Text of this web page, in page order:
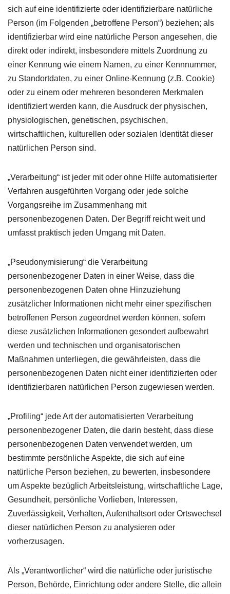
sich auf eine identifizierte oder identifizierbare natürliche
Person (im Folgenden „betroffene Person“) beziehen; als
identifizierbar wird eine natürliche Person angesehen, die
direkt oder indirekt, insbesondere mittels Zuordnung zu
einer Kennung wie einem Namen, zu einer Kennnummer,
zu Standortdaten, zu einer Online-Kennung (z.B. Cookie)
oder zu einem oder mehreren besonderen Merkmalen
identifiziert werden kann, die Ausdruck der physischen,
physiologischen, genetischen, psychischen,
wirtschaftlichen, kulturellen oder sozialen Identität dieser
natürlichen Person sind.
„Verarbeitung“ ist jeder mit oder ohne Hilfe automatisierter
Verfahren ausgeführten Vorgang oder jede solche
Vorgangsreihe im Zusammenhang mit
personenbezogenen Daten. Der Begriff reicht weit und
umfasst praktisch jeden Umgang mit Daten.
„Pseudonymisierung“ die Verarbeitung
personenbezogener Daten in einer Weise, dass die
personenbezogenen Daten ohne Hinzuziehung
zusätzlicher Informationen nicht mehr einer spezifischen
betroffenen Person zugeordnet werden können, sofern
diese zusätzlichen Informationen gesondert aufbewahrt
werden und technischen und organisatorischen
Maßnahmen unterliegen, die gewährleisten, dass die
personenbezogenen Daten nicht einer identifizierten oder
identifizierbaren natürlichen Person zugewiesen werden.
„Profiling“ jede Art der automatisierten Verarbeitung
personenbezogener Daten, die darin besteht, dass diese
personenbezogenen Daten verwendet werden, um
bestimmte persönliche Aspekte, die sich auf eine
natürliche Person beziehen, zu bewerten, insbesondere
um Aspekte bezüglich Arbeitsleistung, wirtschaftliche Lage,
Gesundheit, persönliche Vorlieben, Interessen,
Zuverlässigkeit, Verhalten, Aufenthaltsort oder Ortswechsel
dieser natürlichen Person zu analysieren oder
vorherzusagen.
Als „Verantwortlicher“ wird die natürliche oder juristische
Person, Behörde, Einrichtung oder andere Stelle, die allein